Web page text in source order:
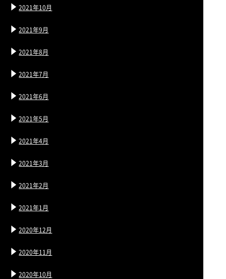
2021年10月
2021年9月
2021年8月
2021年7月
2021年6月
2021年5月
2021年4月
2021年3月
2021年2月
2021年1月
2020年12月
2020年11月
2020年10月